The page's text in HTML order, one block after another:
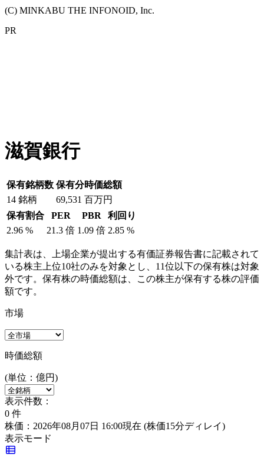
(C) MINKABU THE INFONOID, Inc.
PR
滋賀銀行
保有銘柄数 保有分時価総額
14 銘柄 69,531 百万円
保有割合
PER PBR
利回り
2.96 % 21.3 倍 1.09 倍 2.85 %
集計表は、上場企業が提出する有価証券報告書に記載されて
いる株主上位10社のみを対象とし、11位以下の保有株は対象
外です。保有株の時価総額は、この株主が保有する株の評価
額です。
市場
時価総額
(単位：億円)
表示件数：
0 件
株価：2026年08月07日 16:00現在 (株価15分ディレイ)
表示モード